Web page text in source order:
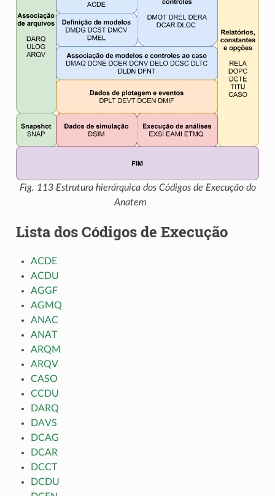
Fig. 113 Estrutura hierárquica dos Códigos de Execução do
Anatem
Lista dos Códigos de Execução
ACDE
ACDU
AGGF
AGMQ
ANAC
ANAT
ARQM
ARQV
CASO
CCDU
DARQ
DAVS
DCAG
DCAR
DCCT
DCDU